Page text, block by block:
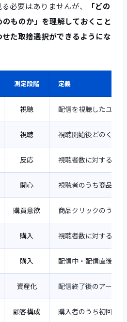
必要はありませんが、
「どの
ものか」を理解しておくこと
た取捨選択ができるようにな
測定段階 定義
視聴 配信を視聴したユニ
視聴 視聴開始後どのくら
反応 視聴者数に対するコ
関心 視聴者のうち商品リ
購買意欲 商品クリックのうち
購入 視聴者数に対する購
購入 配信中・配信直後に
資産化 配信終了後のアーカ
顧客構成 購入者のうち初回購